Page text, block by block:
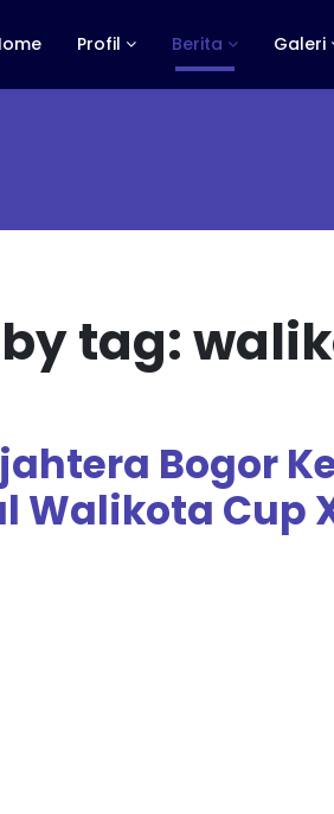
Profil Berita Galeri
tag:
Bogor
Walikota Cup